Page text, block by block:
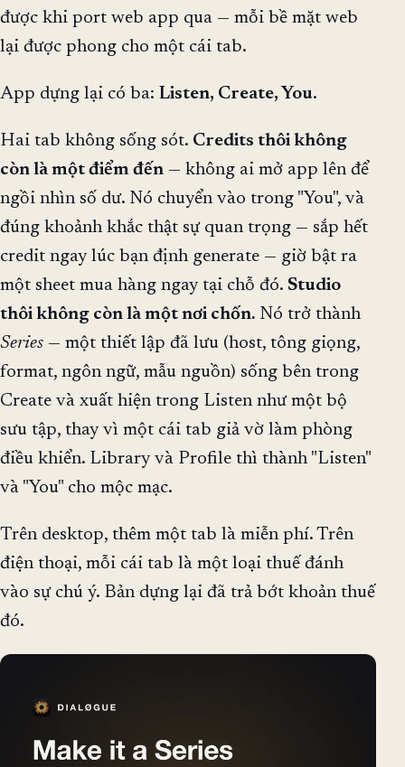
được khi port web app qua — mỗi bề mặt web
lại được phong cho một cái tab.
App dựng lại có ba: Listen, Create, You.
Hai tab không sống sót. Credits thôi không
còn là một điểm đến — không ai mở app lên để
ngồi nhìn số dư. Nó chuyển vào trong "You", và
đúng khoảnh khắc thật sự quan trọng — sắp hết
credit ngay lúc bạn định generate — giờ bật ra
một sheet mua hàng ngay tại chỗ đó. Studio
thôi không còn là một nơi chốn. Nó trở thành
Series — một thiết lập đã lưu (host, tông giọng,
format, ngôn ngữ, mẫu nguồn) sống bên trong
Create và xuất hiện trong Listen như một bộ
sưu tập, thay vì một cái tab giả vờ làm phòng
điều khiển. Library và Profile thì thành "Listen"
và "You" cho mộc mạc.
Trên desktop, thêm một tab là miễn phí. Trên
điện thoại, mỗi cái tab là một loại thuế đánh
vào sự chú ý. Bản dựng lại đã trả bớt khoản thuế
đó.